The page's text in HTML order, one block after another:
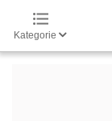
Kategorie